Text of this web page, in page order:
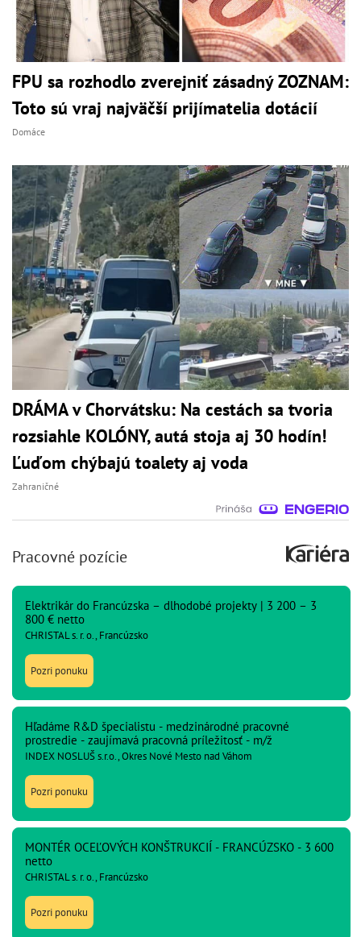
FPU sa rozhodlo zverejniť zásadný ZOZNAM:
Toto sú vraj najväčší prijímatelia dotácií
Domáce
DRÁMA v Chorvátsku: Na cestách sa tvoria
rozsiahle KOLÓNY, autá stoja aj 30 hodín!
Ľuďom chýbajú toalety aj voda
Zahraničné
Pracovné pozície
Elektrikár do Francúzska – dlhodobé projekty | 3 200 – 3
800 € netto
CHRISTAL s. r. o., Francúzsko
Pozri ponuku
Hľadáme R&D špecialistu - medzinárodné pracovné
prostredie - zaujímavá pracovná príležitosť - m/ž
INDEX NOSLUŠ s.r.o., Okres Nové Mesto nad Váhom
Pozri ponuku
MONTÉR OCEĽOVÝCH KONŠTRUKCIÍ - FRANCÚZSKO - 3 600
netto
CHRISTAL s. r. o., Francúzsko
Pozri ponuku